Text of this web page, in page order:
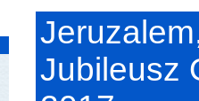
Jubileusz